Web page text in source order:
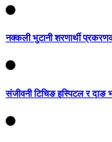
नक्कली भुटानी शरणार्थी
संजीवनी टिचिङ हस्पिटल र दाङ